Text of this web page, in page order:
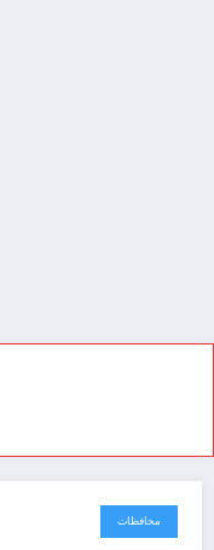
13 أبريل، 2022
محافظات